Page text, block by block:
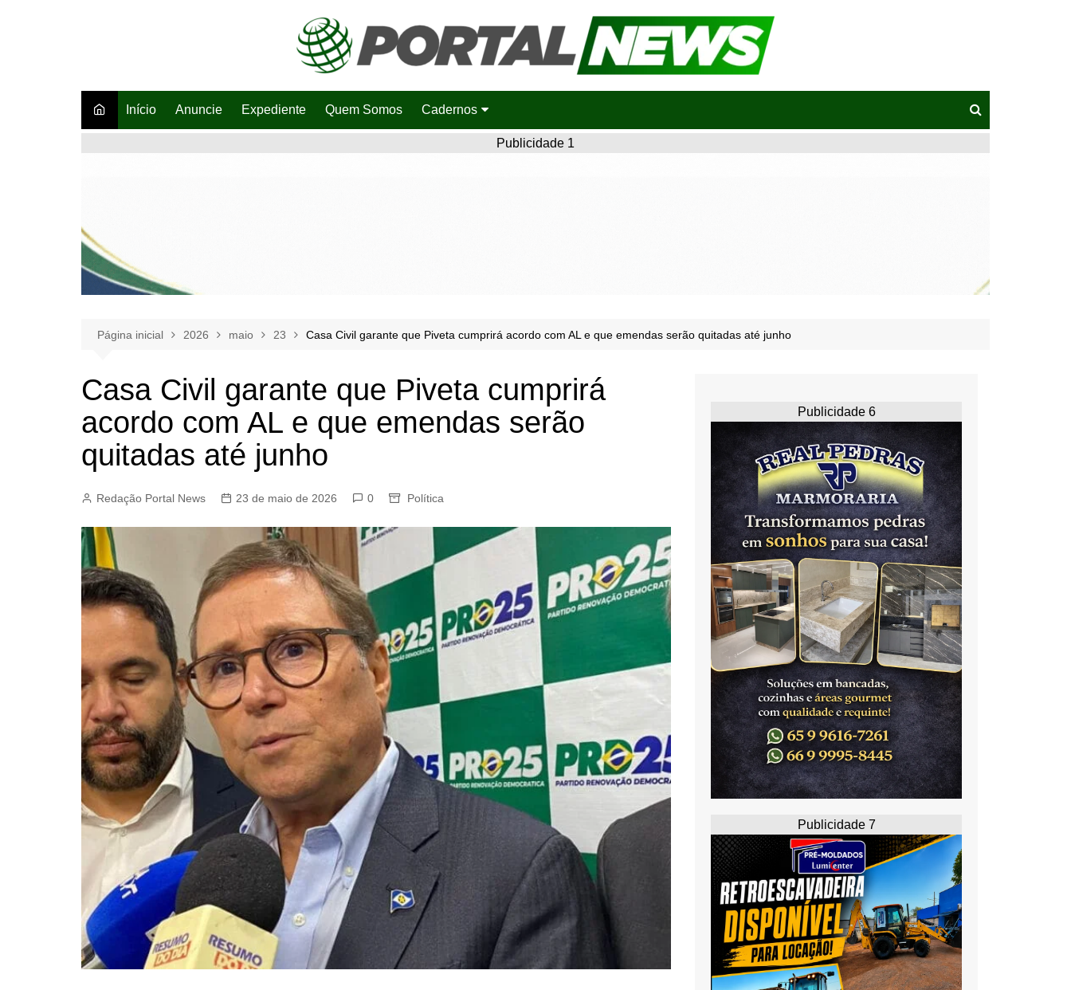
Início Anuncie Expediente Quem Somos Cadernos
Publicidade 1
Página inicial 2026 maio 23 Casa Civil garante que Piveta cumprirá acordo com AL e que emendas serão quitadas até junho
Casa Civil garante que Piveta cumprirá
acordo com AL e que emendas serão
quitadas até junho
Redação Portal News 23 de maio de 2026 0 Política
Publicidade 6
Publicidade 7